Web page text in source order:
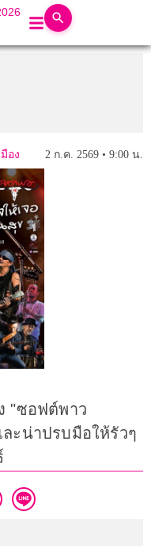
อง 2 ก.ค. 2569 • 9:00 น.
"ซอฟต์พาว
ะน่าปรบมือให้รัวๆ